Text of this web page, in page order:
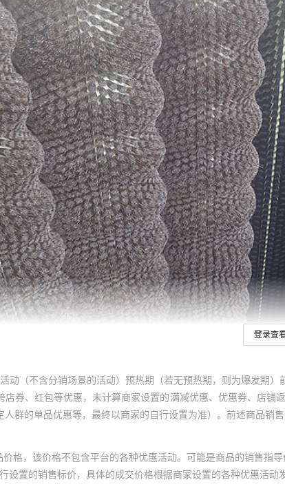
登录查
动（不含分销场景的活动）预热期（若无预热期，则为爆发期
券、红包等优惠，未计算商家设置的满减优惠、优惠券、店
群的单品优惠等，最终以商家的自行设置为准）。前述商品
格，该价格不包含平台的各种优惠活动。可能是商品的销售指
设置的销售标价，具体的成交价格根据商家设置的各种优惠活动